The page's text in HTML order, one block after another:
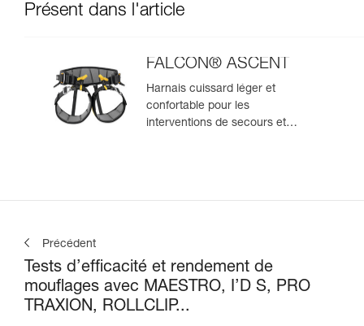
Présent dans l'article
FALCON® ASCENT
Harnais cuissard léger et
confortable pour les
interventions de secours et
Précédent
Tests d’efficacité et rendement de
mouflages avec MAESTRO, I’D S, PRO
TRAXION, ROLLCLIP...